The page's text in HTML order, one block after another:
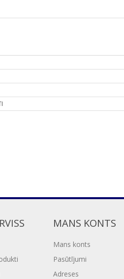
MANS KONTS
Mans konts
Pasūtījumi
Adreses